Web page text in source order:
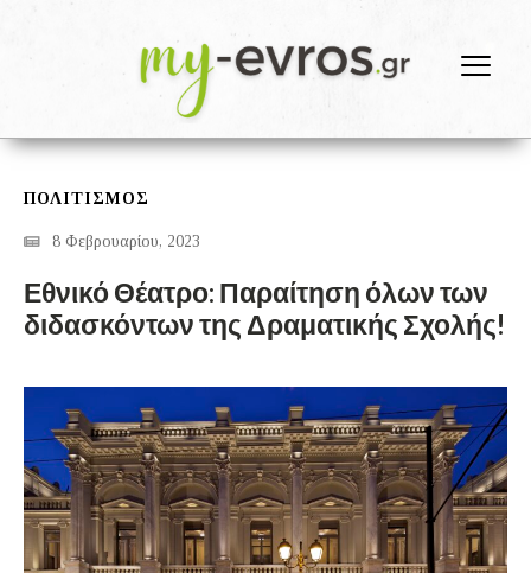
ΠΟΛΙΤΙΣΜΟΣ
8 Φεβρουαρίου, 2023
Εθνικό Θέατρο: Παραίτηση όλων των
διδασκόντων της Δραματικής Σχολής!